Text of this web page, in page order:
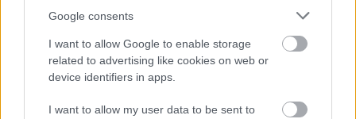
Google consents
I want to allow Google to enable storage
related to advertising like cookies on web or
device identifiers in apps.
I want to allow my user data to be sent to